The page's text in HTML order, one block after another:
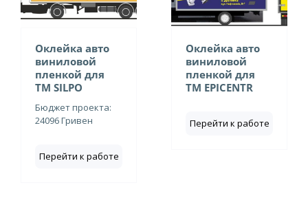
Оклейка авто
виниловой
пленкой для
ТМ SILPO
Бюджет проекта:
24096 Гривен
Перейти к работе
Оклейка авто
виниловой
пленкой для
ТМ EPICENTR
Перейти к работе